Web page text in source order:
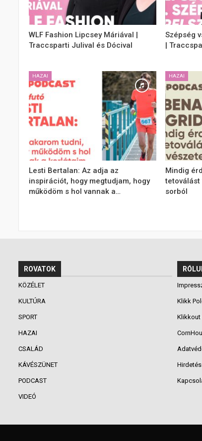
WLF Fashion Lipcsey Máriával |
Traccsparti Julival és Dócival
Szépség
|
HAZAI
Lesti Bertalan: Az adja az
inspirációt, hogy megtudjam, hogy
működöm s hol vannak a…
HAZAI
Mindig
tetoválást
sorból
ROVATOK
KÖZÉLET
KULTÚRA
SPORT
HAZAI
CSALÁD
KÁVÉSZÜNET
PODCAST
VIDEÓ
Klikk
Klikkout
Hirdetés